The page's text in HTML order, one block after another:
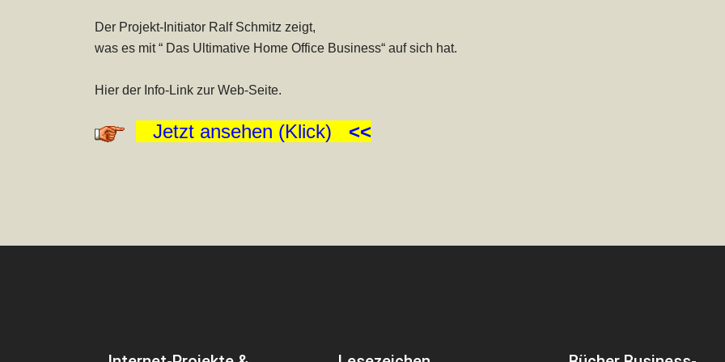
Der Projekt-Initiator Ralf Schmitz zeigt,
was es mit “ Das Ultimative Home Office Business“ auf sich hat.
Hier der Info-Link zur Web-Seite.
Jetzt ansehen (Klick) <<